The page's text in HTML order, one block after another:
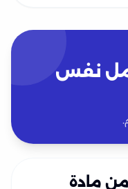
نفس
من مادة